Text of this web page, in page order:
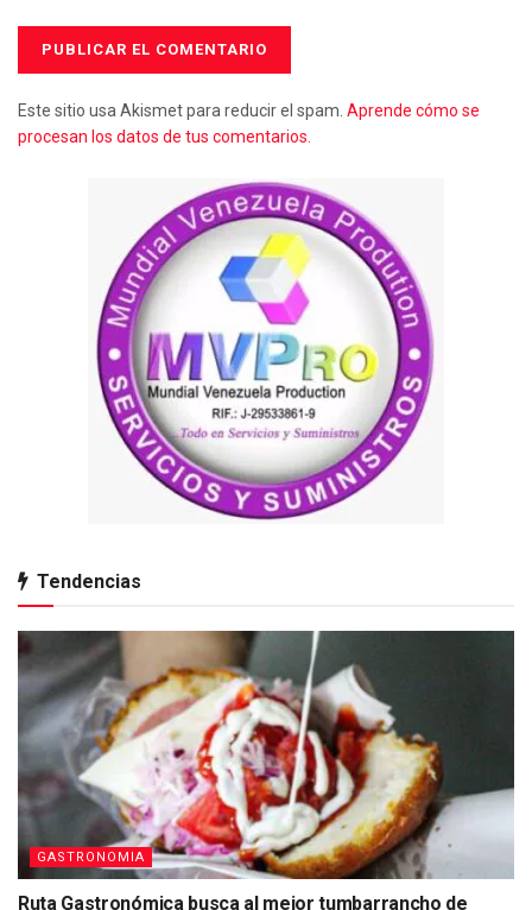
Este sitio usa Akismet para reducir el spam. Aprende cómo se
procesan los datos de tus comentarios.
Tendencias
GASTRONOMIA
Ruta Gastronómica busca al mejor tumbarrancho de